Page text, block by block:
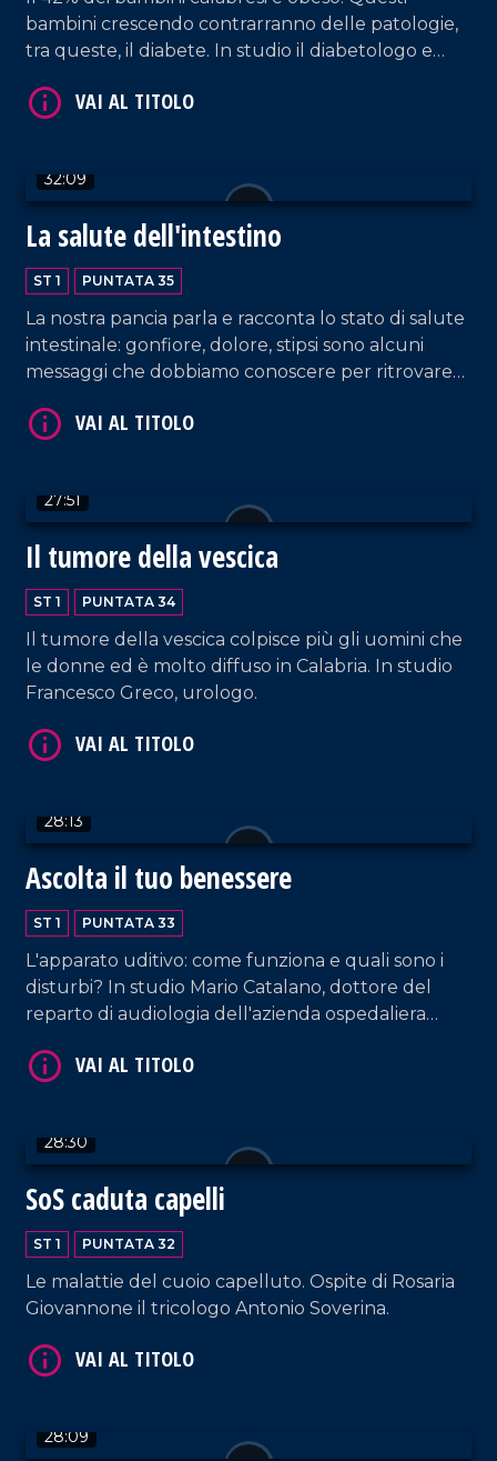
bambini crescendo contrarranno delle patologie,
tra queste, il diabete. In studio il diabetologo e
Felice Citriniti e Franco Mammì, pediatra e
32:09
La salute dell'intestino
ST 1 PUNTATA 35
La nostra pancia parla e racconta lo stato di salute
intestinale: gonfiore, dolore, stipsi sono alcuni
messaggi che dobbiamo conoscere per ritrovare
Direttore del reparto di gastroenterologia
27:51
Il tumore della vescica
ST 1 PUNTATA 34
Il tumore della vescica colpisce più gli uomini che
le donne ed è molto diffuso in Calabria. In studio
Francesco Greco, urologo.
28:13
Ascolta il tuo benessere
ST 1 PUNTATA 33
L'apparato uditivo: come funziona e quali sono i
disturbi? In studio Mario Catalano, dottore del
reparto di audiologia dell'azienda ospedaliera
VAI AL TITOLO
28:30
SoS caduta capelli
ST 1 PUNTATA 32
Le malattie del cuoio capelluto. Ospite di Rosaria
Giovannone il tricologo Antonio Soverina.
VAI AL TITOLO
28:09
VAI AL TITOLO
VAI AL TITOLO
VAI AL TITOLO